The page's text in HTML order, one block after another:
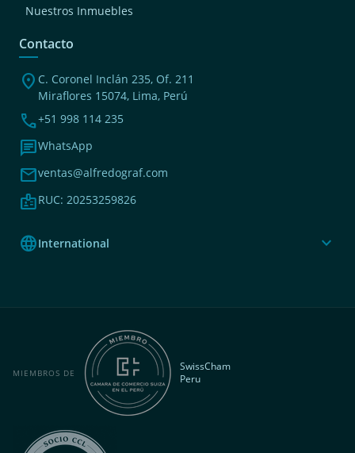
Nuestros Inmuebles
Contacto
location_on C. Coronel Inclán 235, Of. 211
Miraflores 15074, Lima, Perú
phone+51 998 114 235
chatWhatsApp
mailventas@alfredograf.com
badgeRUC: 20253259826
languageInternational expand_more
MIEMBROS DE
SwissCham
Peru